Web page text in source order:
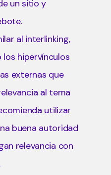
un sitio y
al interlinking,
hipervínculos
externas que
al tema
utilizar
buena autoridad
relevancia con